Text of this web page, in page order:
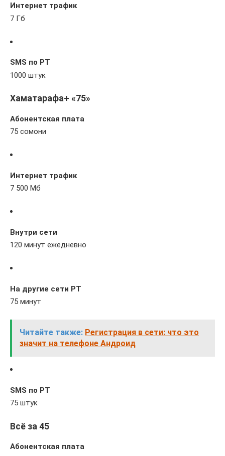
Интернет трафик
7 Гб
SMS по РТ
1000 штук
Хаматарафа+ «75»
Абонентская плата
75 сомони
Интернет трафик
7 500 Мб
Внутри сети
120 минут ежедневно
На другие сети РТ
75 минут
Читайте также: Регистрация в сети: что это
значит на телефоне Андроид
SMS по РТ
75 штук
Всё за 45
Абонентская плата